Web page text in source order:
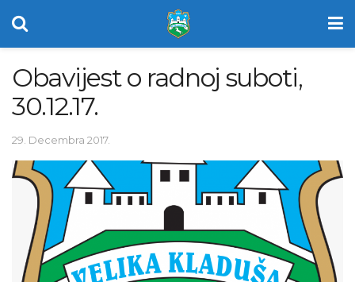
Obavijest o radnoj suboti,
30.12.17.
29. Decembra 2017.